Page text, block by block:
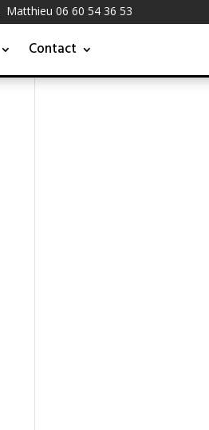
Contact
Matthieu 06 60 54 36 53